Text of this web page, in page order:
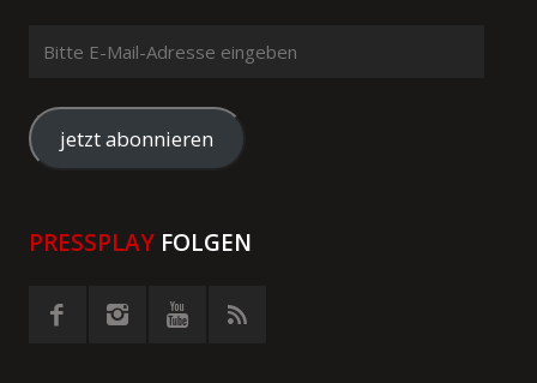
Mail-
Adresse
eingeben
jetzt abonnieren
PRESSPLAY FOLGEN